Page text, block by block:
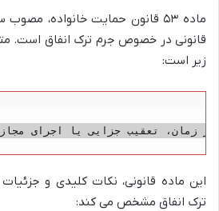
قانونی در خصوص جرم ترک انفاق است.
زیر است:
این ماده قانونی، نکات کلیدی و
ترک انفاق مشخص می کند: